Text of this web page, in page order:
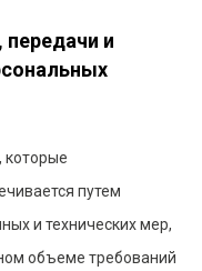
и
которые
путем
и технических мер,
объеме требований